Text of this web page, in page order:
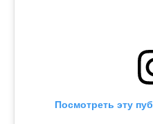
Посмотреть эту